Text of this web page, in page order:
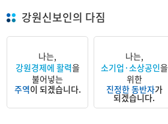
강원신보인의 다짐
나는,
강원경제에 활력을
불어넣는
주역이 되겠습니다.
나는,
소기업·소상공인을
위한
진정한 동반자가
되겠습니다.